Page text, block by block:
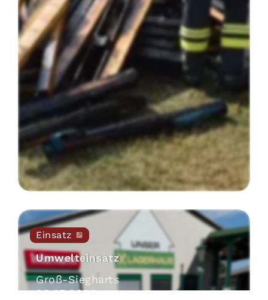
Einsatz
Umwelteinsatz
Groß-Siegharts
25.07.2026